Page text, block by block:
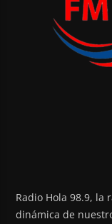
Radio Hola 98.9, la
dinámica de